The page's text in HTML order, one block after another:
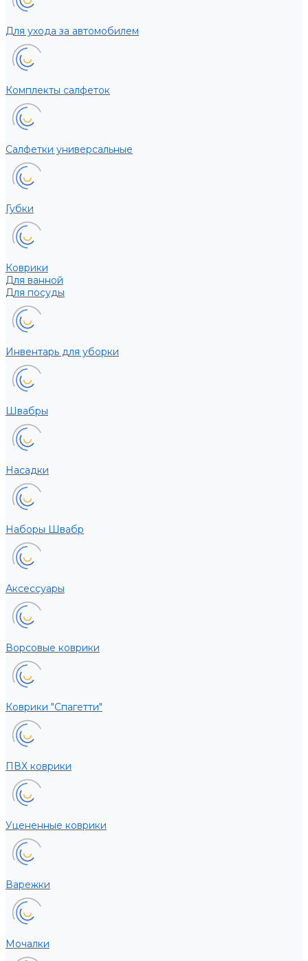
Для ухода за автомобилем
Комплекты салфеток
Салфетки универсальные
Губки
Коврики
Для ванной
Для посуды
Инвентарь для уборки
Швабры
Насадки
Наборы Швабр
Аксессуары
Ворсовые коврики
Коврики "Спагетти"
ПВХ коврики
Уцененные коврики
Варежки
Мочалки